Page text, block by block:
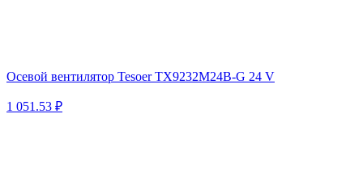
Осевой вентилятор Tesoer TX9232M24B-G 24 V
1 051.53 ₽